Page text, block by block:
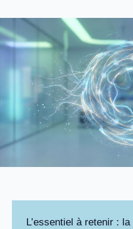
L’essentiel à retenir : la